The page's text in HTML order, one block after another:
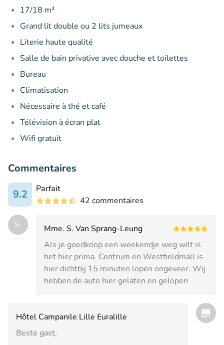
17/18 m²
Grand lit double ou 2 lits jumeaux
Literie haute qualité
Salle de bain privative avec douche et toilettes
Bureau
Climatisation
Nécessaire à thé et café
Télévision à écran plat
Wifi gratuit
Commentaires
9.2
Parfait
42 commentaires
S.
Mme. S. Van Sprang-Leung
Als je goedkoop een weekendje weg wilt is
het hier prima. Centrum en Westfieldmall is
hier dichtbij 15 minuten lopen ongeveer. Wij
hebben de auto hier gelaten en gelopen
Hôtel Campanile Lille Euralille
Beste gast,